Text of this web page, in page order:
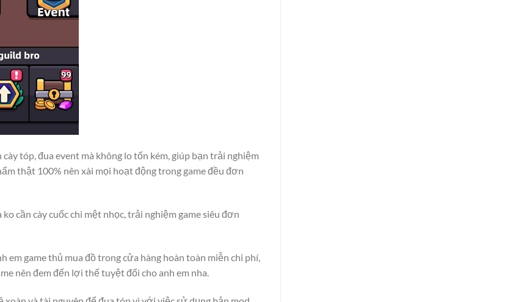
tóp, đua event mà không lo tốn kém, giúp bạn trải nghiệm
thật 100% nên xài mọi hoạt động trong game đều đơn
cần cày cuốc chi mệt nhọc, trải nghiệm game siêu đơn
em game thủ mua đồ trong cửa hàng hoàn toàn miễn chi phí,
nên đem đến lợi thế tuyệt đối cho anh em nha.